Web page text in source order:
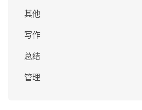
其他
写作
总结
管理